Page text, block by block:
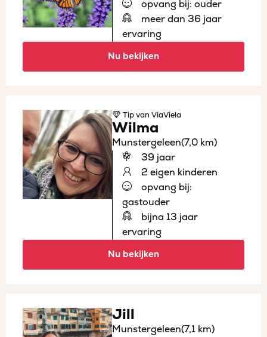
opvang bij: ouder
meer dan 36 jaar
ervaring
Nu bekijken
Tipvan ViaViela
Wilma
Munstergeleen(7,0 km)
39 jaar
2 eigen kinderen
opvang bij:
gastouder
bijna 13 jaar
ervaring
Nu bekijken
Jill
Munstergeleen(7,1 km)